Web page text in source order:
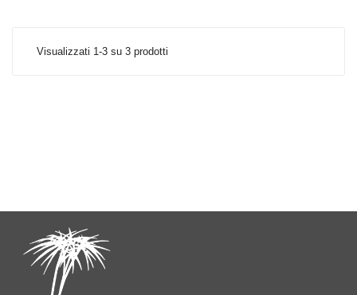
Visualizzati 1-3 su 3 prodotti